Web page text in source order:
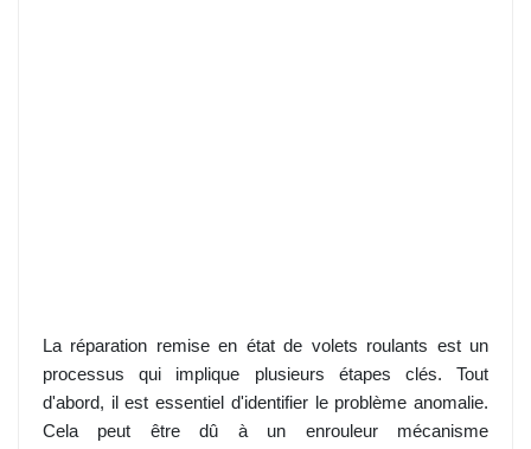
La réparation remise en état de volets roulants est un
processus qui implique plusieurs étapes clés. Tout
d'abord, il est essentiel d'identifier le problème anomalie.
Cela peut être dû à un enrouleur mécanisme